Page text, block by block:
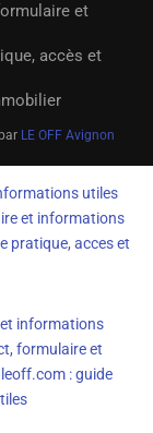
et
accès et
LE OFF Avignon
utiles
et informations
pratique, acces et
informations
formulaire et
: guide